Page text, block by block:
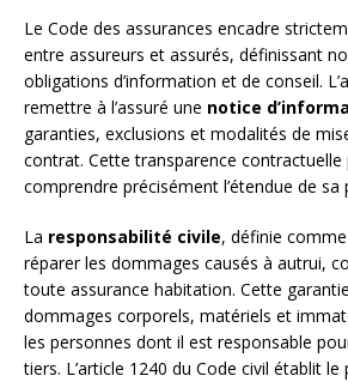
Le Code des assurances encadre
entre assureurs et assurés, définissant
obligations d’information et de conseil.
remettre à l’assuré une notice
garanties, exclusions et modalités de
contrat. Cette transparence contractuelle
comprendre précisément l’étendue de sa
La responsabilité civile, définie
réparer les dommages causés à autrui,
toute assurance habitation. Cette
dommages corporels, matériels et
les personnes dont il est responsable
tiers. L’article 1240 du Code civil établit